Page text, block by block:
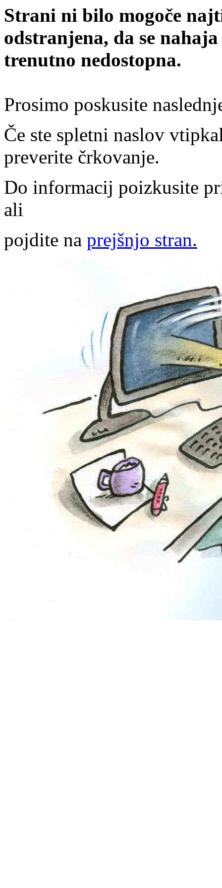
Strani ni bilo mogoče
odstranjena, da se
trenutno nedostopna.
Prosimo poskusite
Če ste spletni naslov
preverite črkovanje.
Do informacij poizkusite
ali
pojdite na prejšnjo stran.